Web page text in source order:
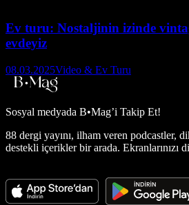
Ev turu: Nostaljinin izinde
evdeyiz
08.03.2025Video & Ev Turu
Sosyal medyada B•Mag’i Takip Et!
88 dergi yayını, ilham veren podcastler,
destekli içerikler bir arada. Ekranlarınızı